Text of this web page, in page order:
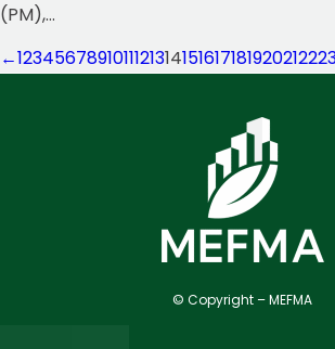
(PM),...
←12345678910111213141516171819202122
© Copyright – MEFMA